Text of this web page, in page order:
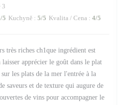
3
/5 Kuchyně : 5/5 Kvalita / Cena : 4/5
très riches ch1que ingrédient est
apprécier le goût dans le plat
les plats de la mer l'entrée à la
saveurs et de texture qui augure de
de vins pour accompagner le